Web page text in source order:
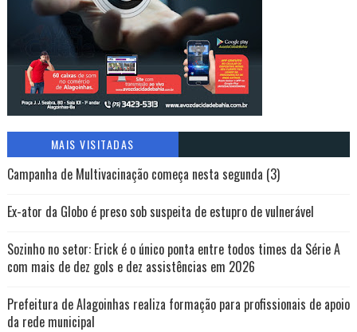
MAIS VISITADAS
Campanha de Multivacinação começa nesta segunda (3)
Ex-ator da Globo é preso sob suspeita de estupro de vulnerável
Sozinho no setor: Erick é o único ponta entre todos times da Série A
com mais de dez gols e dez assistências em 2026
Prefeitura de Alagoinhas realiza formação para profissionais de apoio
da rede municipal